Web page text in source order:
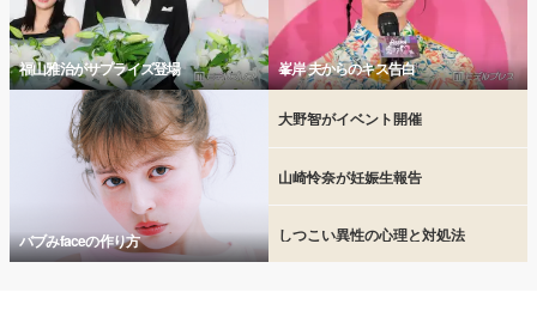
福山雅治がサプライズ登場 峯岸 夫からのキス告白
バブみfaceの作り方
大野智がイベント開催
山崎怜奈が妊娠生報告
しつこい異性の心理と対処法